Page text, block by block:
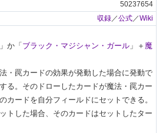
50237654
収録／公式／Wiki
」か「 ブラック・マジシャン・ガール 」＋ 魔
・罠カードの効果が発動した場合に発動で
る。そのドローしたカードが魔法・罠カー
カードを自分フィールドにセットできる。
トした場合、そのカードはセットしたター